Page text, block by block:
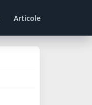
Articole